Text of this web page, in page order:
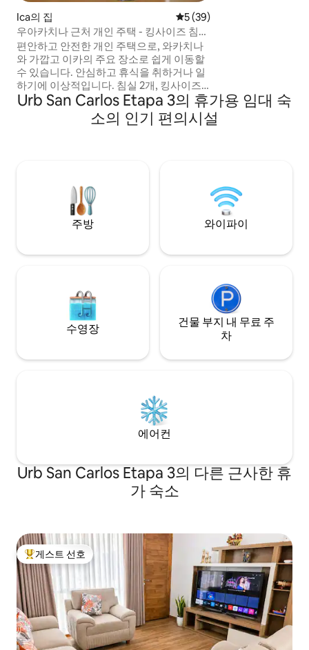
Ica의 집 평점 5점(5점 만점), 후기 39
5 (39)
우아카치나 근처 개인 주택 - 킹사이즈 침대
- 에어컨
편안하고 안전한 개인 주택으로, 와카치나
와 가깝고 이카의 주요 장소로 쉽게 이동할
수 있습니다. 안심하고 휴식을 취하거나 일
하기에 이상적입니다. 침실 2개, 킹사이즈
침대, 거실, 식사 공간, 완비된 주방, 스마트
TV, 마스터 침실의 에어컨이 있습니다. 편안
함을 더하기 위한 전용 출입구. 조용하고 안
Urb San Carlos Etapa 3의 휴가용 임대 숙
소의 인기 편의시설
주방 와이파이
수영장
건물 부지 내 무료 주
차
에어컨
Urb San Carlos Etapa 3의 다른 근사한 휴
가 숙소
상위 게스트 선호
게스트 선호